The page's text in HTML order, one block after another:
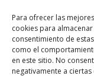
Para ofrecer las
cookies para
consentimiento de
como el
en este sitio. No
negativamente a
S/T